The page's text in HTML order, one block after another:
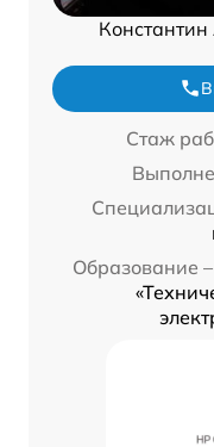
Стаж
Образование –